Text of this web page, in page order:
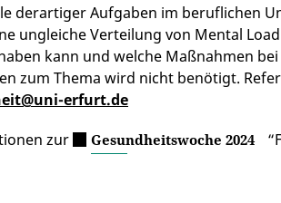
derartiger Aufgaben im beruflichen
ungleiche Verteilung von Mental
kann und welche Maßnahmen
zum Thema wird nicht benötigt.
erfurt.de
zur
Gesundheitswoche 2024